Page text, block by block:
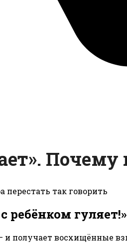
Почему
ребёнком гуляет!»
и получает восхищённые